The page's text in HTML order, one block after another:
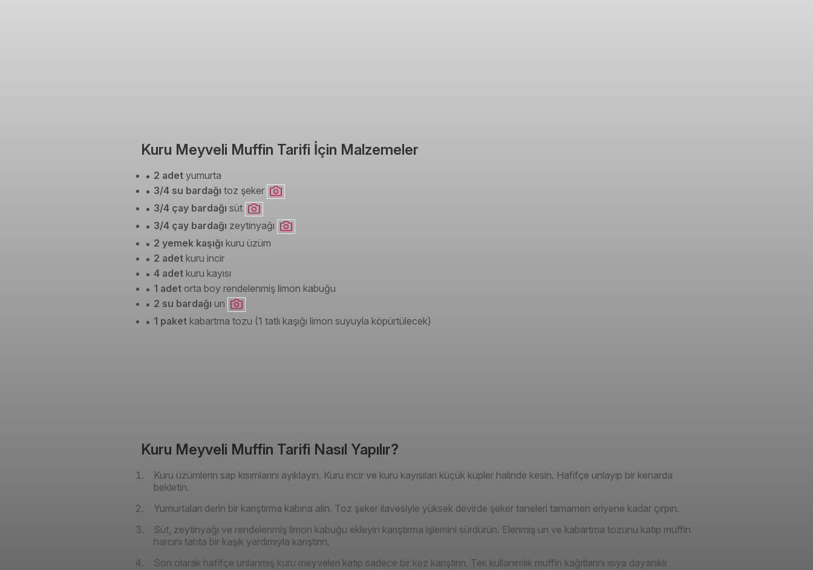
Kuru Meyveli Muffin Tarifi İçin Malzemeler
2 adet yumurta
3/4 su bardağı toz şeker
3/4 çay bardağı süt
3/4 çay bardağı zeytinyağı
2 yemek kaşığı kuru üzüm
2 adet kuru incir
4 adet kuru kayısı
1 adet orta boy rendelenmiş limon kabuğu
2 su bardağı un
1 paket kabartma tozu (1 tatlı kaşığı limon suyuyla köpürtülecek)
Kuru Meyveli Muffin Tarifi Nasıl Yapılır?
Kuru üzümlerin sap kısımlarını ayıklayın. Kuru incir ve kuru kayısıları küçük küpler halinde kesin. Hafifçe unlayıp bir kenarda
bekletin.
Yumurtaları derin bir karıştırma kabına alın. Toz şeker ilavesiyle yüksek devirde şeker taneleri tamamen eriyene kadar çırpın.
Süt, zeytinyağı ve rendelenmiş limon kabuğu ekleyin karıştırma işlemini sürdürün. Elenmiş un ve kabartma tozunu katıp muffin
harcını tahta bir kaşık yardımıyla karıştırın.
Son olarak hafifçe unlanmış kuru meyveleri katıp sadece bir kez karıştırın. Tek kullanımlık muffin kağıtlarını ısıya dayanıklı